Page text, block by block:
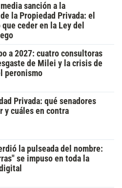
sanción a la
la Propiedad Privada: el
ceder en la Ley del
a 2027: cuatro consultoras
de Milei y la crisis de
peronismo
Privada: qué senadores
y cuáles en contra
la pulseada del nombre:
se impuso en toda la